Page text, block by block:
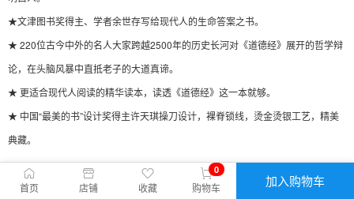
★文津图书奖得主、学者余世存写给现代人的生命答案之书。
★ 220位古今中外的名人大家跨越2500年的历史长河对《道德经》展开的哲学辩
论，在头脑风暴中直抵老子的大道真谛。
★ 更适合现代人阅读的精华读本，读透《道德经》这一本就够。
★ 中国“最美的书”设计奖得主许天琪操刀设计，裸脊锁线，烫金烫银工艺，精美
典藏。
内容简介
首页 店铺 收藏 购物车
0
加入购物车